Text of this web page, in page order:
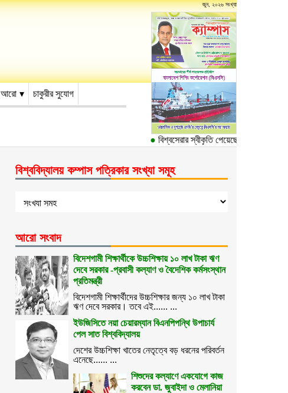
জুন, ২০২৬ সংখ্যা
আরো চাকুরীর সুযোগ
বিশ্বসেরার স্বীকৃতি পেয়েছে ঢাকা
বিশ্ববিদ্যালয় কম্পাস পত্রিকার সংখ্যা সমূহ
আরো সংবাদ
বিদেশগামী শিক্ষার্থীকে উচ্চশিক্ষায় ১০ লাখ টাকা ঋণ
দেবে সরকার -প্রবাসী কল্যাণ ও বৈদেশিক কর্মসংস্থান
প্রতিমন্ত্রী
বিদেশগামী শিক্ষার্থীদের উচ্চশিক্ষার জন্য ১০ লাখ টাকা
ঋণ দেবে সরকার। তবে এই...... ...
ইউজিসিতে নয়া চেয়ারম্যান বিএনপিপন্থি উপাচার্য
পেল সাত বিশ্ববিদ্যালয়
দেশের উচ্চশিক্ষা খাতের নেতৃত্বে বড় ধরনের পরিবর্তন
এনেছে...... ...
শিশুদের কল্যাণে একযোগে কাজ
করবেন ডা. জুবাইদা ও মেলানিয়া